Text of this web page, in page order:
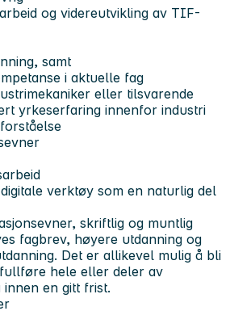
og videreutvikling av TIF-
samt
i aktuelle fag
eller tilsvarende
yrkeserfaring innenfor industri
verktøy som en naturlig del
skriftlig og muntlig
fagbrev, høyere utdanning og
Det er allikevel mulig å bli
hele eller deler av
innen en gitt frist.